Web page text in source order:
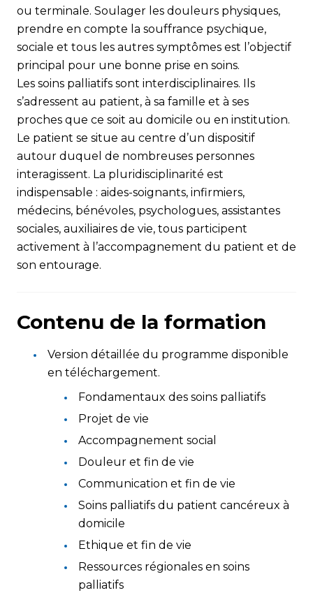
ou terminale. Soulager les douleurs physiques,
prendre en compte la souffrance psychique,
sociale et tous les autres symptômes est l’objectif
principal pour une bonne prise en soins.
Les soins palliatifs sont interdisciplinaires. Ils
s’adressent au patient, à sa famille et à ses
proches que ce soit au domicile ou en institution.
Le patient se situe au centre d’un dispositif
autour duquel de nombreuses personnes
interagissent. La pluridisciplinarité est
indispensable : aides-soignants, infirmiers,
médecins, bénévoles, psychologues, assistantes
sociales, auxiliaires de vie, tous participent
activement à l’accompagnement du patient et de
son entourage.
Contenu de la formation
Version détaillée du programme disponible
en téléchargement.
Fondamentaux des soins palliatifs
Projet de vie
Accompagnement social
Douleur et fin de vie
Communication et fin de vie
Soins palliatifs du patient cancéreux à
domicile
Ethique et fin de vie
Ressources régionales en soins
palliatifs